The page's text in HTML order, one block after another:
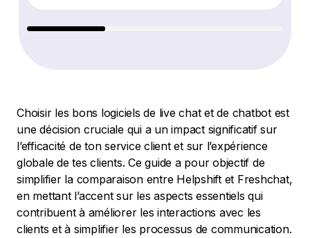
Choisir les bons logiciels de live chat et de chatbot est
une décision cruciale qui a un impact significatif sur
l’efficacité de ton service client et sur l’expérience
globale de tes clients. Ce guide a pour objectif de
simplifier la comparaison entre Helpshift et Freshchat,
en mettant l’accent sur les aspects essentiels qui
contribuent à améliorer les interactions avec les
clients et à simplifier les processus de communication.